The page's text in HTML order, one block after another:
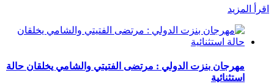
اقرأ المزيد
مهرجان بنزت الدولي : مرتضى الفتيتي والشامي يخلقان حالة
استثنائية